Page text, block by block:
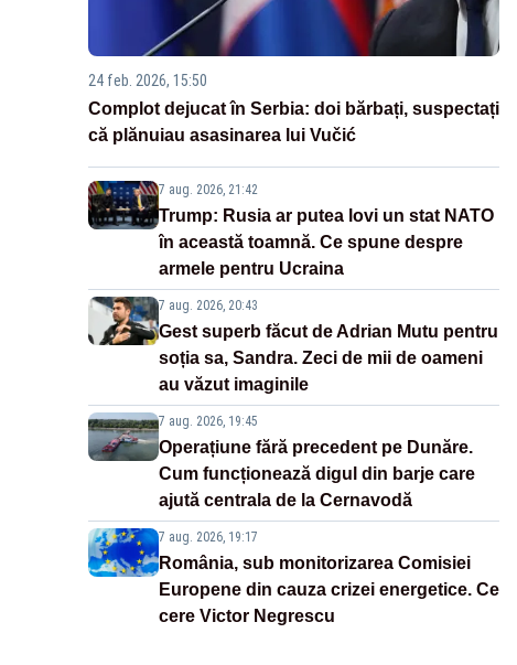
24 feb. 2026, 15:50
Complot dejucat în Serbia: doi bărbați, suspectați
că plănuiau asasinarea lui Vučić
7 aug. 2026, 21:42
Trump: Rusia ar putea lovi un stat NATO
în această toamnă. Ce spune despre
armele pentru Ucraina
7 aug. 2026, 20:43
Gest superb făcut de Adrian Mutu pentru
soția sa, Sandra. Zeci de mii de oameni
au văzut imaginile
7 aug. 2026, 19:45
Operațiune fără precedent pe Dunăre.
Cum funcționează digul din barje care
ajută centrala de la Cernavodă
7 aug. 2026, 19:17
România, sub monitorizarea Comisiei
Europene din cauza crizei energetice. Ce
cere Victor Negrescu